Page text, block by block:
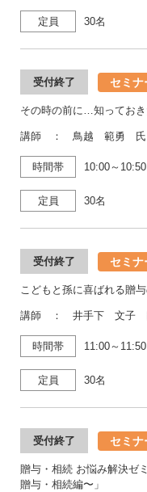
定員 30名
受付終了 セミナ
その時の前に…知ってお
講師 ： 鳥越 範勇 氏
時間帯 10:00～10:50
定員 30名
受付終了 セミナ
こどもと孫に喜ばれる贈
講師 ： 井手下 文子
時間帯 11:00～11:50
定員 30名
受付終了 セミナ
贈与・相続 お悩み解決ゼ
贈与・相続編〜」